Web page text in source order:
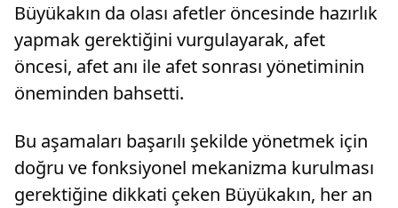
Büyükakın da olası afetler öncesinde hazırlık
yapmak gerektiğini vurgulayarak, afet
öncesi, afet anı ile afet sonrası yönetiminin
öneminden bahsetti.
Bu aşamaları başarılı şekilde yönetmek için
doğru ve fonksiyonel mekanizma kurulması
gerektiğine dikkati çeken Büyükakın, her an